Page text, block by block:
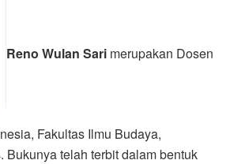
Reno Wulan Sari merupakan Dosen
Fakultas Ilmu Budaya,
Bukunya telah terbit dalam bentuk